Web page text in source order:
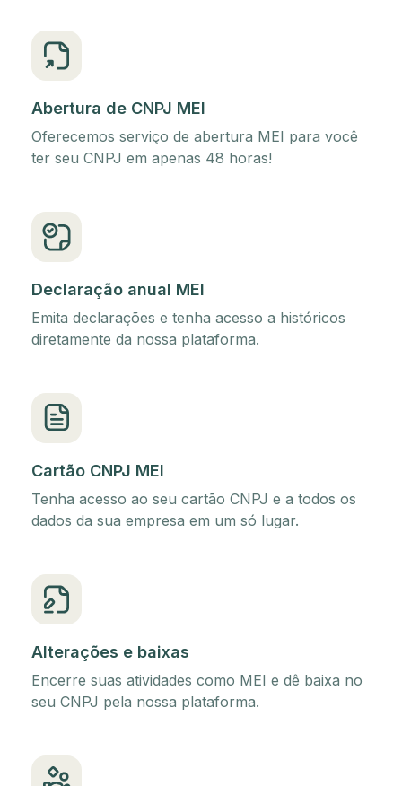
Abertura de CNPJ MEI
Oferecemos serviço de abertura MEI para você
ter seu CNPJ em apenas 48 horas!
Declaração anual MEI
Emita declarações e tenha acesso a históricos
diretamente da nossa plataforma.
Cartão CNPJ MEI
Tenha acesso ao seu cartão CNPJ e a todos os
dados da sua empresa em um só lugar.
Alterações e baixas
Encerre suas atividades como MEI e dê baixa no
seu CNPJ pela nossa plataforma.